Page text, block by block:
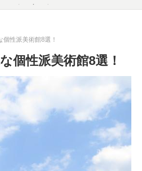
性派美術館8選！
個性派美術館8選！